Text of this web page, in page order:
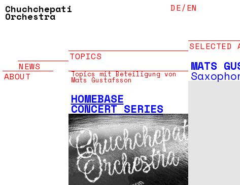
Chuchchepati
Orchestra
DE/EN
ABOUT
NEWS
TOPICS
Topics mit Beteiligung von
Mats Gustafsson
HOMEBASE
CONCERT SERIES
SELECTED
MATS